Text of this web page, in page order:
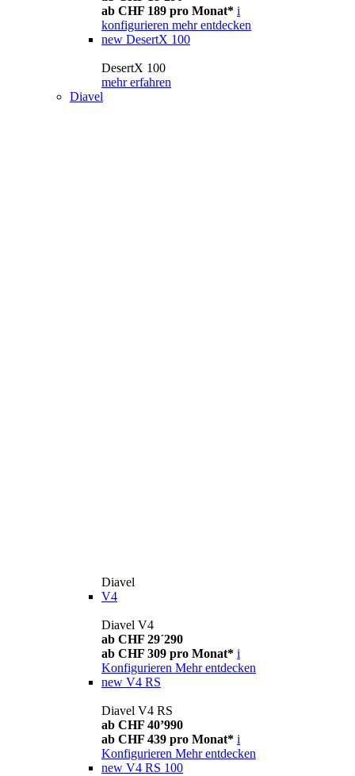
ab CHF 189 pro Monat* i
konfigurieren mehr entdecken
new DesertX 100
DesertX 100
mehr erfahren
Diavel
Diavel
V4
Diavel V4
ab CHF 29´290
ab CHF 309 pro Monat* i
Konfigurieren Mehr entdecken
new V4 RS
Diavel V4 RS
ab CHF 40’990
ab CHF 439 pro Monat* i
Konfigurieren Mehr entdecken
new V4 RS 100